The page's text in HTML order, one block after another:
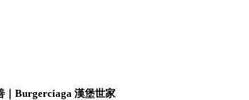
｜Burgerciaga 漢堡世家